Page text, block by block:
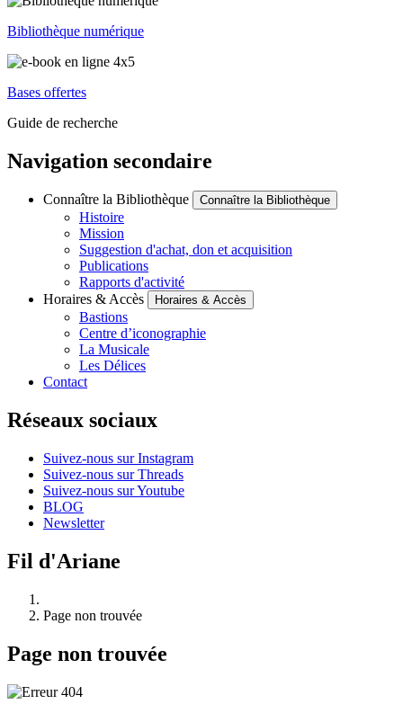
Bibliothèque numérique
Bases offertes
Guide de recherche
Navigation secondaire
Connaître la Bibliothèque Connaître la Bibliothèque
Histoire
Mission
Suggestion d'achat, don et acquisition
Publications
Rapports d'activité
Horaires & Accès
Horaires & Accès
Bastions
Centre d’iconographie
La Musicale
Les Délices
Contact
Réseaux sociaux
Suivez-nous sur Instagram
Suivez-nous sur Threads
Suivez-nous sur Youtube
BLOG
Newsletter
Fil d'Ariane
Page non trouvée
Page non trouvée